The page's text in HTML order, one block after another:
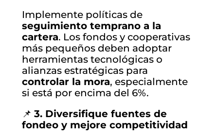
Implemente políticas de
seguimiento temprano a la
cartera. Los fondos y cooperativas
más pequeños deben adoptar
herramientas tecnológicas o
alianzas estratégicas para
controlar la mora, especialmente
si está por encima del 6%.
📌 3. Diversifique fuentes de
fondeo y mejore competitividad